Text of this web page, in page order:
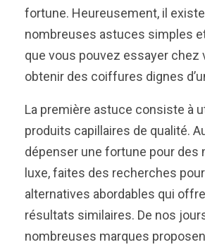
fortune. Heureusement, il
nombreuses astuces simples
que vous pouvez essayer chez
obtenir des coiffures dignes
La première astuce consiste à
produits capillaires de qualité.
dépenser une fortune pour des
luxe, faites des recherches
alternatives abordables qui
résultats similaires. De nos
nombreuses marques